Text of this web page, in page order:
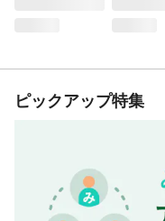
ピックアップ特集